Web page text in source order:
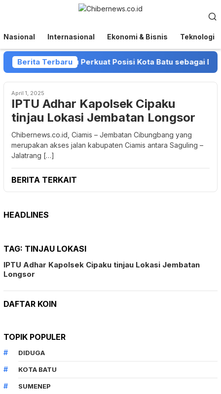
Nasional Internasional Ekonomi & Bisnis Teknologi
Berita Terbaru
Pemkot Batu Perkuat Posisi Kota Batu sebagai
April 1, 2025
IPTU Adhar Kapolsek Cipaku
tinjau Lokasi Jembatan Longsor
Chibernews.co.id, Ciamis – Jembatan Cibungbang yang
merupakan akses jalan kabupaten Ciamis antara Saguling –
Jalatrang […]
BERITA TERKAIT
HEADLINES
TAG: TINJAU LOKASI
IPTU Adhar Kapolsek Cipaku tinjau Lokasi Jembatan
Longsor
DAFTAR KOIN
TOPIK POPULER
DIDUGA
KOTA BATU
SUMENEP